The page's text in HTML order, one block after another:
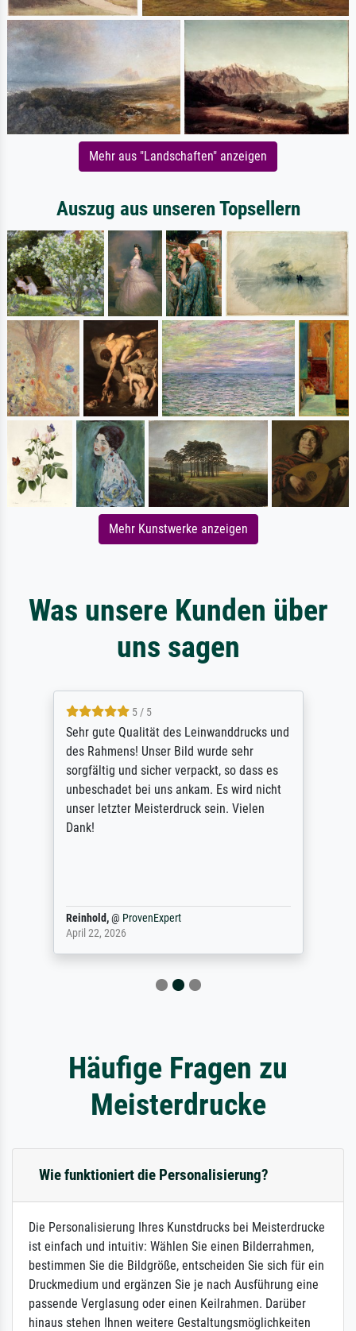
Mehr aus "Landschaften" anzeigen
Auszug aus unseren Topsellern
Mehr Kunstwerke anzeigen
Was unsere Kunden über
uns sagen
5 / 5
Sehr gute Qualität des Leinwanddrucks und
des Rahmens! Unser Bild wurde sehr
sorgfältig und sicher verpackt, so dass es
unbeschadet bei uns ankam. Es wird nicht
unser letzter Meisterdruck sein. Vielen
Dank!
Reinhold,@ ProvenExpert
April 22, 2026
Häufige Fragen zu
Meisterdrucke
Wie funktioniert die Personalisierung?
Die Personalisierung Ihres Kunstdrucks bei Meisterdrucke
ist einfach und intuitiv: Wählen Sie einen Bilderrahmen,
bestimmen Sie die Bildgröße, entscheiden Sie sich für ein
Druckmedium und ergänzen Sie je nach Ausführung eine
passende Verglasung oder einen Keilrahmen. Darüber
hinaus stehen Ihnen weitere Gestaltungsmöglichkeiten